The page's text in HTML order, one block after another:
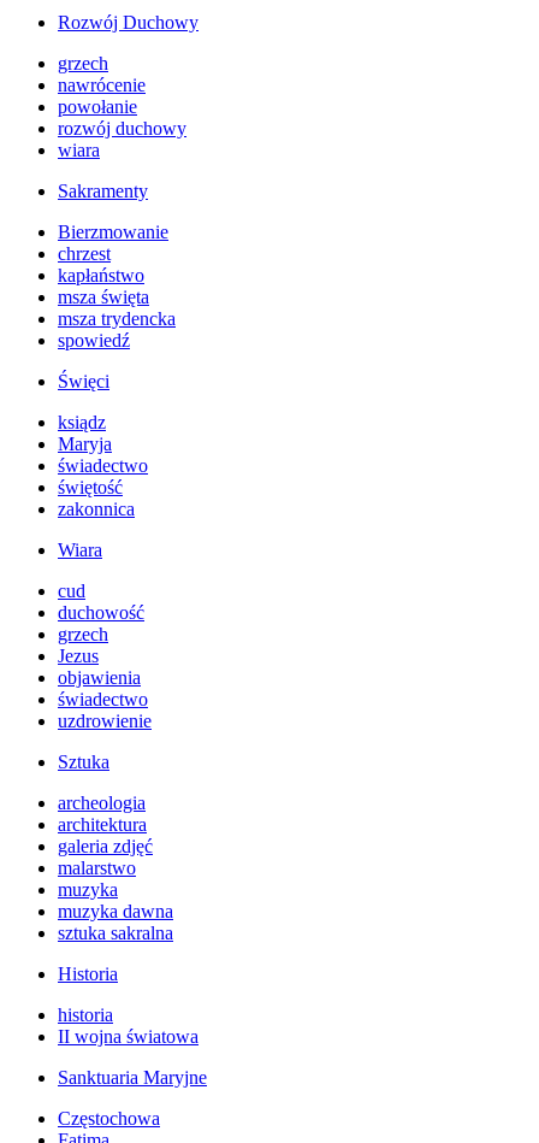
Rozwój Duchowy
grzech
nawrócenie
powołanie
rozwój duchowy
wiara
Sakramenty
Bierzmowanie
chrzest
kapłaństwo
msza święta
msza trydencka
spowiedź
Święci
ksiądz
Maryja
świadectwo
świętość
zakonnica
Wiara
cud
duchowość
grzech
Jezus
objawienia
świadectwo
uzdrowienie
Sztuka
archeologia
architektura
galeria zdjęć
malarstwo
muzyka
muzyka dawna
sztuka sakralna
Historia
historia
II wojna światowa
Sanktuaria Maryjne
Częstochowa